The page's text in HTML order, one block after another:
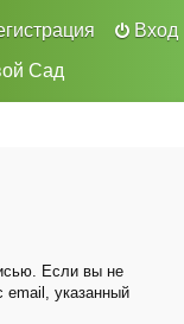
Вход
Сад
Если вы не
email, указанный